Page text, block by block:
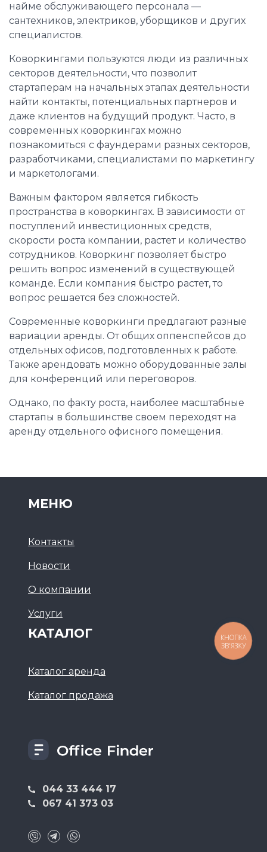
найме обслуживающего персонала —
сантехников, электриков, уборщиков и других
специалистов.
Коворкингами пользуются люди из различных
секторов деятельности, что позволит
стартаперам на начальных этапах деятельности
найти контакты, потенциальных партнеров и
даже клиентов на будущий продукт. Часто, в
современных коворкингах можно
познакомиться с фаундерами разных секторов,
разработчиками, специалистами по маркетингу
и маркетологами.
Важным фактором является гибкость
пространства в коворкингах. В зависимости от
поступлений инвестиционных средств,
скорости роста компании, растет и количество
сотрудников. Коворкинг позволяет быстро
решить вопрос изменений в существующей
команде. Если компания быстро растет, то
вопрос решается без сложностей.
Современные коворкинги предлагают разные
вариации аренды. От общих оппенспейсов до
отдельных офисов, подготовленных к работе.
Также арендовать можно оборудованные залы
для конференций или переговоров.
Однако, по факту роста, наиболее масштабные
стартапы в большинстве своем переходят на
аренду отдельного офисного помещения.
044 33 444 17
067 41 373 03
МЕНЮ
Контакты
Новости
О компании
Услуги
КАТАЛОГ
Каталог аренда
Каталог продажа
КНОПКА
ЗВ'ЯЗКУ